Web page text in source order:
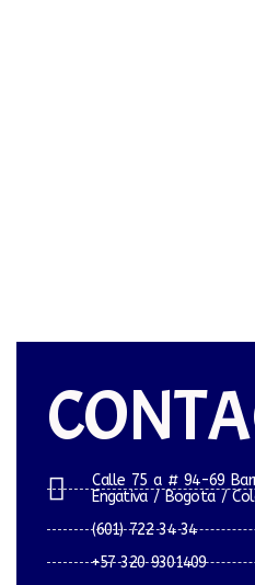
Calle 75 a # 94-69
Engativa / Bogota /
(601) 722 34 34
+57 320 9301409